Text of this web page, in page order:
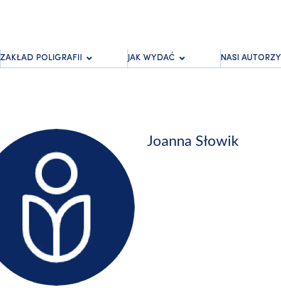
ZAKŁAD POLIGRAFII JAK WYDAĆ NASI AUTORZY
Joanna Słowik